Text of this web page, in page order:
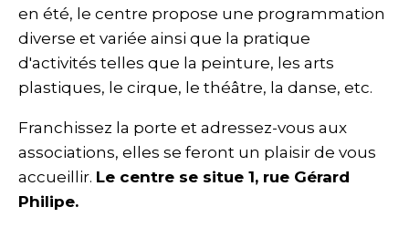
en été, le centre propose une programmation
diverse et variée ainsi que la pratique
d'activités telles que la peinture, les arts
plastiques, le cirque, le théâtre, la danse, etc.
Franchissez la porte et adressez-vous aux
associations, elles se feront un plaisir de vous
accueillir. Le centre se situe 1, rue Gérard
Philipe.